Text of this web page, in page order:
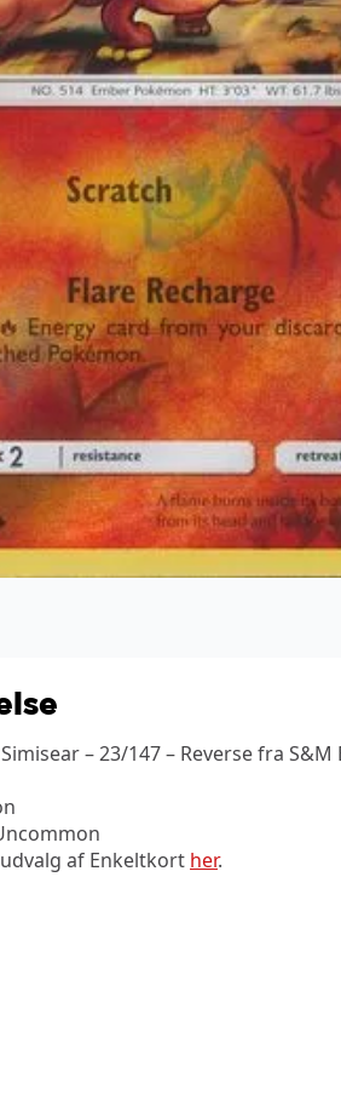
– 23/147 – Reverse fra
af Enkeltkort her.